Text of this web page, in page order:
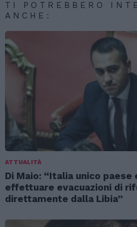
TI POTREBBERO
ANCHE:
ATTUALITÀ
Di Maio: “Italia unico paese
effettuare evacuazioni di
direttamente dalla Libia”